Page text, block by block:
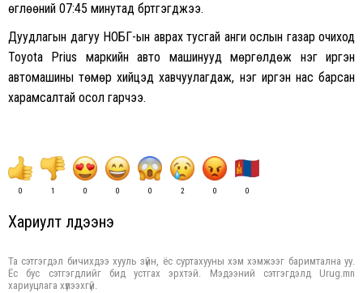
өглөөний 07:45 минутад бүртгэгджээ.
Дуудлагын дагуу НОБГ-ын аврах тусгай анги ослын газар очиход
Toyota Prius маркийн авто машинууд мөргөлдөж нэг иргэн
автомашины төмөр хийцэд хавчуулагдаж, нэг иргэн нас барсан
харамсалтай осол гарчээ.
0 1 0 0 0 2 0 0
Хариулт үлдээнэ үү
Та сэтгэгдэл бичихдээ хууль зүйн, ёс суртахууны хэм хэмжээг баримтална уу.
Ёс бус сэтгэгдлийг бид устгах эрхтэй. Мэдээний сэтгэгдэлд Urug.mn
хариуцлага хүлээхгүй.